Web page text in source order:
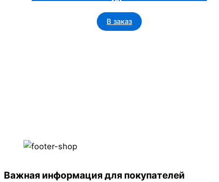
В заказ
Важная информация для покупателей